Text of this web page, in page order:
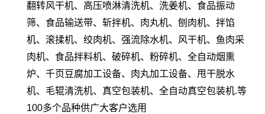
翻转风干机、高压喷淋清洗机、洗姜机、食品振动
筛、食品输送带、斩拌机、肉丸机、刨肉机、拌馅
机、滚揉机、绞肉机、强流除水机、风干机、鱼肉采
肉机、食品拌料机、破碎机、粉碎机、全自动烟熏
炉、千页豆腐加工设备、肉丸加工设备、甩干脱水
机、毛辊清洗机、真空包装机、全自动真空包装机.等
100多个品种供广大客户选用